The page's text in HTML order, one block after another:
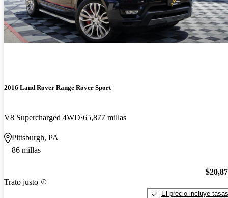
2016 Land Rover Range Rover Sport
V8 Supercharged 4WD 65,877 millas
Pittsburgh, PA
86 millas
Trato justo
El precio incluye tasas